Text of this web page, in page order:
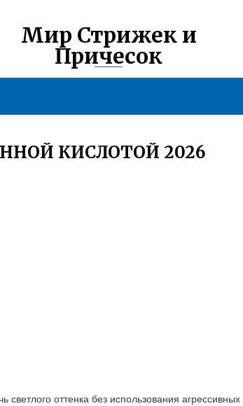
Мир Стрижек и
Причесок
КИСЛОТОЙ 2026
оттенка без использования агрессивных